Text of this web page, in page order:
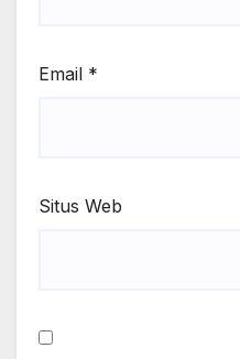
Email *
Situs Web